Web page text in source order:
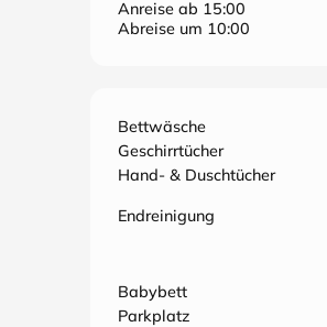
Anreise ab 15:00
Abreise um 10:00
Bettwäsche
Geschirrtücher
Hand- & Duschtücher
Endreinigung
Babybett
Parkplatz